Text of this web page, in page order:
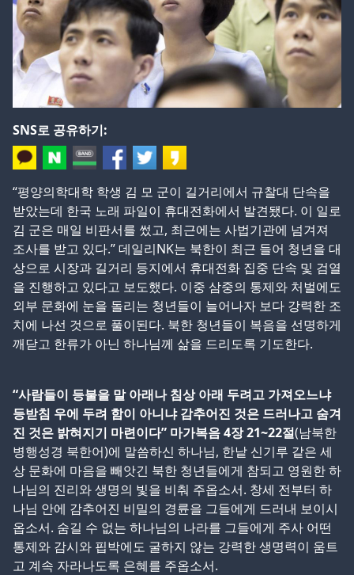
SNS로 공유하기:
“평양의학대학 학생 김 모 군이 길거리에서 규찰대 단속을
받았는데 한국 노래 파일이 휴대전화에서 발견됐다. 이 일로
김 군은 매일 비판서를 썼고, 최근에는 사법기관에 넘겨져
조사를 받고 있다.” 데일리NK는 북한이 최근 들어 청년을 대
상으로 시장과 길거리 등지에서 휴대전화 집중 단속 및 검열
을 진행하고 있다고 보도했다. 이중 삼중의 통제와 처벌에도
외부 문화에 눈을 돌리는 청년들이 늘어나자 보다 강력한 조
치에 나선 것으로 풀이된다. 북한 청년들이 복음을 선명하게
깨닫고 한류가 아닌 하나님께 삶을 드리도록 기도한다.
“사람들이 등불을 말 아래나 침상 아래 두려고 가져오느냐
등받침 우에 두려 함이 아니냐 감추어진 것은 드러나고 숨겨
진 것은 밝혀지기 마련이다” 마가복음 4장 21~22절(남북한
병행성경 북한어)에 말씀하신 하나님, 한낱 신기루 같은 세
상 문화에 마음을 빼앗긴 북한 청년들에게 참되고 영원한 하
나님의 진리와 생명의 빛을 비춰 주옵소서. 창세 전부터 하
나님 안에 감추어진 비밀의 경륜을 그들에게 드러내 보이시
옵소서. 숨길 수 없는 하나님의 나라를 그들에게 주사 어떤
통제와 감시와 핍박에도 굴하지 않는 강력한 생명력이 움트
고 계속 자라나도록 은혜를 주옵소서.